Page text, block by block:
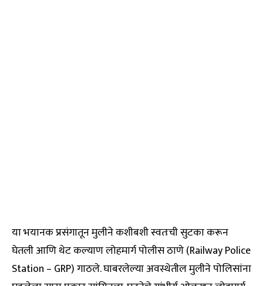
या भयानक प्रसंगातून मुलीने कशीबशी स्वतःची सुटका करून
घेतली आणि थेट कल्याण लोहमार्ग पोलीस ठाणे (Railway Police
Station – GRP) गाठले. घाबरलेल्या अवस्थेतील मुलीने पोलिसांना